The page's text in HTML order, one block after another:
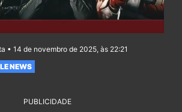
• 14 de novembro de 2025, às 22:21
NEWS
PUBLICIDADE